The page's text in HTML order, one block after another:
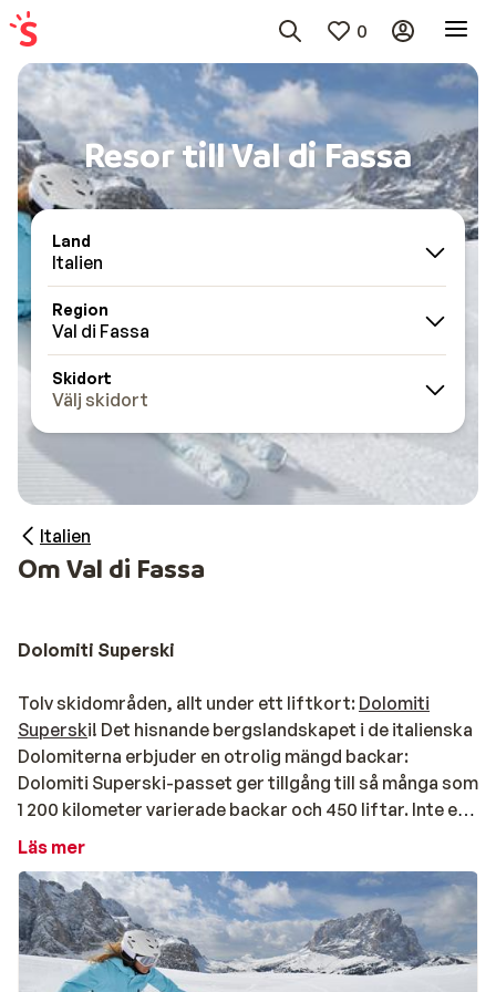
0
Resor till Val di Fassa
Land
Italien
Region
Val di Fassa
Skidort
Välj skidort
Italien
Om Val di Fassa
Dolomiti Superski
Tolv skidområden, allt under ett liftkort: Dolomiti
Superski! Det hisnande bergslandskapet i de italienska
Dolomiterna erbjuder en otrolig mängd backar:
Dolomiti Superski-passet ger tillgång till så många som
1 200 kilometer varierade backar och 450 liftar. Inte ens
den mest erfarna vintersportfantasten kommer att ha
liftkort för områdena Val Gardena, Val di Fassa,
Arabba-Marmolada, Alta Badia, Cortina d'Ampezzo,
Kronplatz, Sextner Dolomiten, Valle di Fiemme, San
Martino di Castrozza, Valle Isarco, Trevalli-Moena och
Läs mer